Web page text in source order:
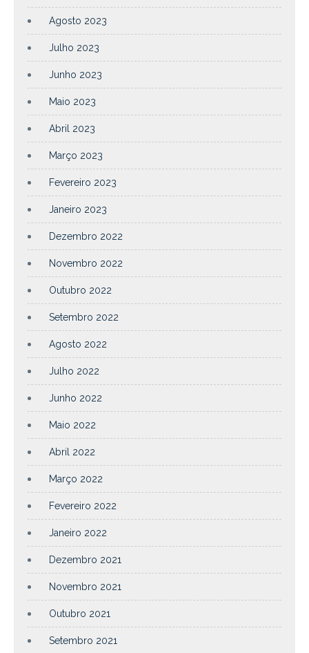
Agosto 2023
Julho 2023
Junho 2023
Maio 2023
Abril 2023
Março 2023
Fevereiro 2023
Janeiro 2023
Dezembro 2022
Novembro 2022
Outubro 2022
Setembro 2022
Agosto 2022
Julho 2022
Junho 2022
Maio 2022
Abril 2022
Março 2022
Fevereiro 2022
Janeiro 2022
Dezembro 2021
Novembro 2021
Outubro 2021
Setembro 2021